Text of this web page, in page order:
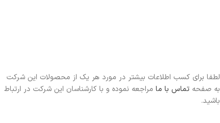
لطفا برای کسب اطلاعات بیشتر در مورد هر یک از محصولات این شرکت
به صفحه تماس با ما مراجعه نموده و با کارشناسان این شرکت در ارتباط
باشید.